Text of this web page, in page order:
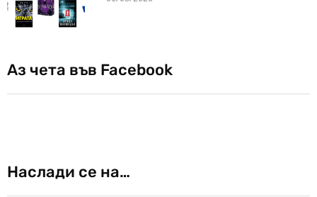
Аз чета във Facebook
Наслади се на…